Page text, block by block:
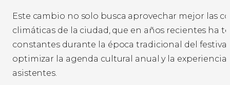
Este cambio no solo busca aprovechar mejor las
climáticas de la ciudad, que en años recientes ha
constantes durante la época tradicional del
optimizar la agenda cultural anual y la experiencia
asistentes.